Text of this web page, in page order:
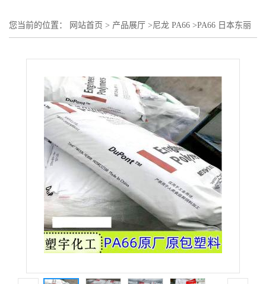
您当前的位置： 网站首页 > 产品展厅 >尼龙 PA66 >PA66 日本东丽